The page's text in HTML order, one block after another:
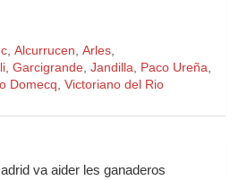
, Alcurrucen, Arles,
, Garcigrande, Jandilla, Paco Ureña,
Domecq, Victoriano del Rio
va aider les ganaderos